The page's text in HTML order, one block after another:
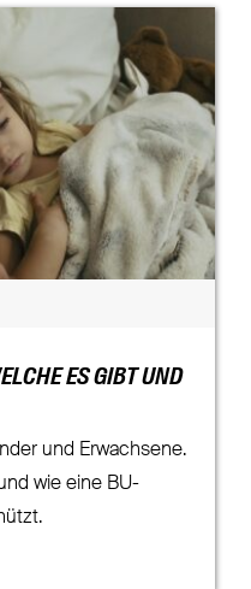
ES GIBT UND
und Erwachsene.
wie eine BU-